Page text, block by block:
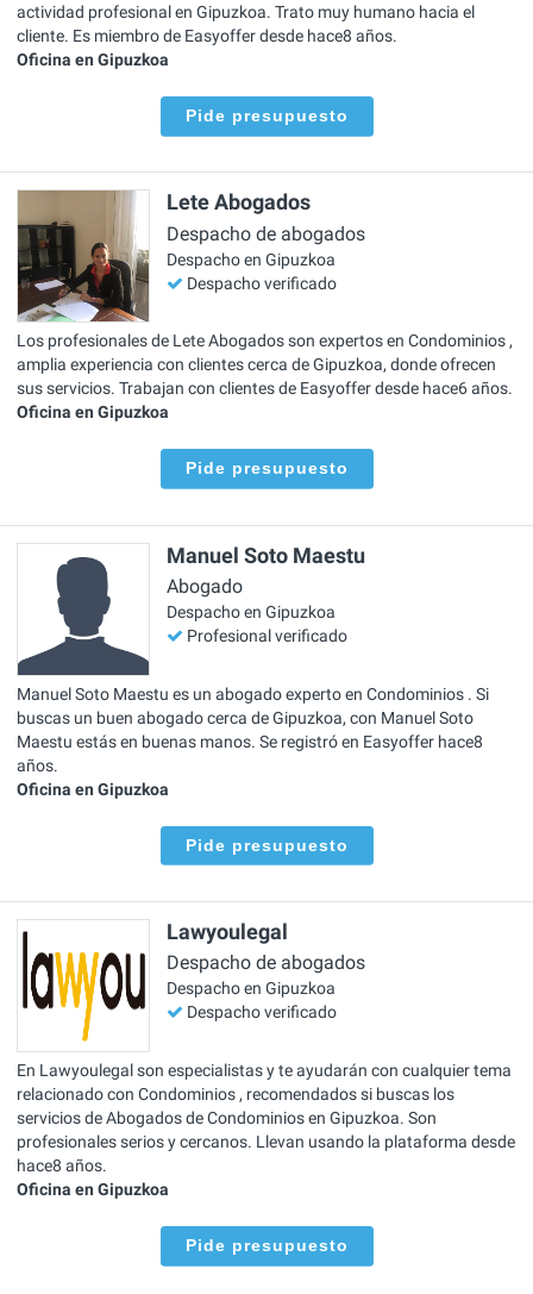
actividad profesional en Gipuzkoa. Trato muy humano hacia el
cliente. Es miembro de Easyoffer desde hace8 años.
Oficina en Gipuzkoa
Pide presupuesto
Lete Abogados
Despacho de abogados
Despacho en Gipuzkoa
Despacho verificado
Los profesionales de Lete Abogados son expertos en Condominios ,
amplia experiencia con clientes cerca de Gipuzkoa, donde ofrecen
sus servicios. Trabajan con clientes de Easyoffer desde hace6 años.
Oficina en Gipuzkoa
Pide presupuesto
Manuel Soto Maestu
Abogado
Despacho en Gipuzkoa
Profesional verificado
Manuel Soto Maestu es un abogado experto en Condominios . Si
buscas un buen abogado cerca de Gipuzkoa, con Manuel Soto
Maestu estás en buenas manos. Se registró en Easyoffer hace8
años.
Oficina en Gipuzkoa
Pide presupuesto
Lawyoulegal
Despacho de abogados
Despacho en Gipuzkoa
Despacho verificado
En Lawyoulegal son especialistas y te ayudarán con cualquier tema
relacionado con Condominios , recomendados si buscas los
servicios de Abogados de Condominios en Gipuzkoa. Son
profesionales serios y cercanos. Llevan usando la plataforma desde
hace8 años.
Oficina en Gipuzkoa
Pide presupuesto